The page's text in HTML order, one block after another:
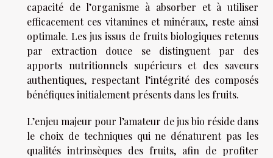
capacité de l’organisme à absorber et à utiliser
efficacement ces vitamines et minéraux, reste ainsi
optimale. Les jus issus de fruits biologiques retenus
par extraction douce se distinguent par des
apports nutritionnels supérieurs et des saveurs
authentiques, respectant l’intégrité des composés
bénéfiques initialement présents dans les fruits.
L’enjeu majeur pour l’amateur de jus bio réside dans
le choix de techniques qui ne dénaturent pas les
qualités intrinsèques des fruits, afin de profiter